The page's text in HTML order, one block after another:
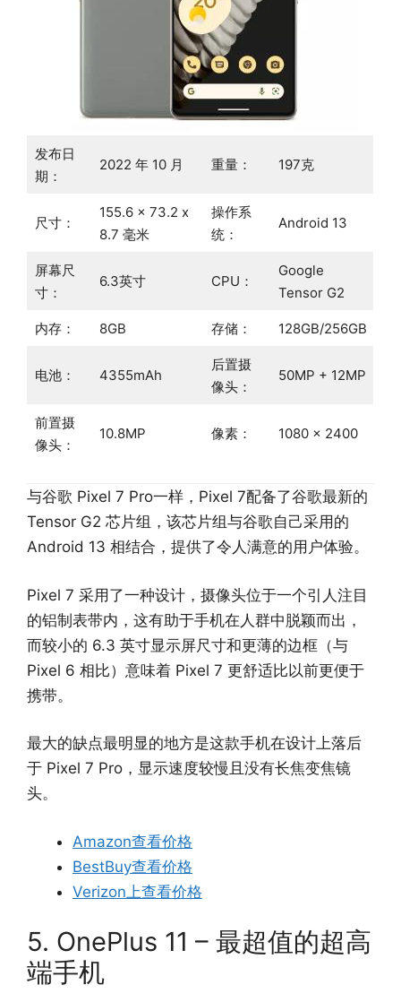
发布日
期：
2022 年 10 月 重量： 197克
尺寸：
155.6 x 73.2 x
8.7 毫米
操作系
统：
Android 13
屏幕尺
寸：
6.3英寸 CPU：
Google
Tensor G2
内存： 8GB 存储： 128GB/256GB
电池： 4355mAh
后置摄
像头：
50MP + 12MP
前置摄
像头：
10.8MP 像素： 1080 x 2400
与谷歌 Pixel 7 Pro一样，Pixel 7配备了谷歌最新的
Tensor G2 芯片组，该芯片组与谷歌自己采用的
Android 13 相结合，提供了令人满意的用户体验。
Pixel 7 采用了一种设计，摄像头位于一个引人注目
的铝制表带内，这有助于手机在人群中脱颖而出，
而较小的 6.3 英寸显示屏尺寸和更薄的边框（与
Pixel 6 相比）意味着 Pixel 7 更舒适比以前更便于
携带。
最大的缺点最明显的地方是这款手机在设计上落后
于 Pixel 7 Pro，显示速度较慢且没有长焦变焦镜
头。
Amazon查看价格
BestBuy查看价格
Verizon上查看价格
5. OnePlus 11 – 最超值的超高
端手机